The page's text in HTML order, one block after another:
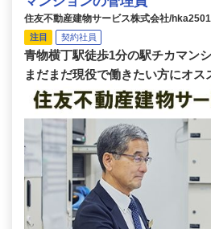
住友不動産建物サービス株式会社/
注目 契約社員
青物横丁駅徒歩1分の駅チカマン
まだまだ現役で働きたい方にオス